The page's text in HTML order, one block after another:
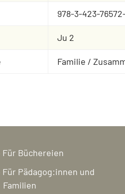
978-3-423-
Ju 2
Familie /
Für Büchereien
Für Pädagog:innen und
Familien